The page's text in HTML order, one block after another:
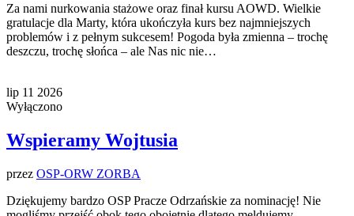
Za nami nurkowania stażowe oraz finał kursu AOWD. Wielkie
gratulacje dla Marty, która ukończyła kurs bez najmniejszych
problemów i z pełnym sukcesem! Pogoda była zmienna – trochę
deszczu, trochę słońca – ale Nas nic nie…
lip 11 2026
Wyłączono
Wspieramy Wojtusia
przez OSP-ORW ZORBA
Dziękujemy bardzo OSP Pracze Odrzańskie za nominację! Nie